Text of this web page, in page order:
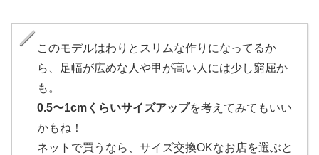
このモデルはわりとスリムな作りになってるか
ら、足幅が広めな人や甲が高い人には少し窮屈か
も。
0.5〜1cmくらいサイズアップを考えてみてもいい
かもね！
ネットで買うなら、サイズ交換OKなお店を選ぶと